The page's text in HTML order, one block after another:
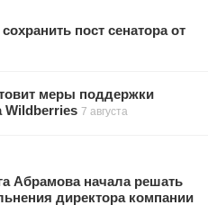
пост сенатора от
меры поддержки
Wildberries 7 августа
Абрамова начала решать
директора компании